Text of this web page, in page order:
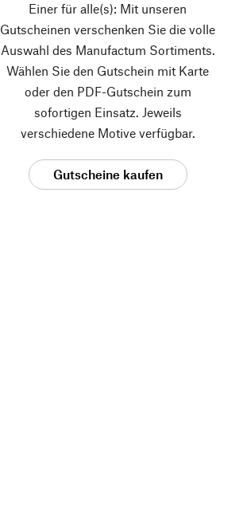
Einer für alle(s): Mit unseren
Gutscheinen verschenken Sie die volle
Auswahl des Manufactum Sortiments.
Wählen Sie den Gutschein mit Karte
oder den PDF-Gutschein zum
sofortigen Einsatz. Jeweils
verschiedene Motive verfügbar.
Gutscheine kaufen